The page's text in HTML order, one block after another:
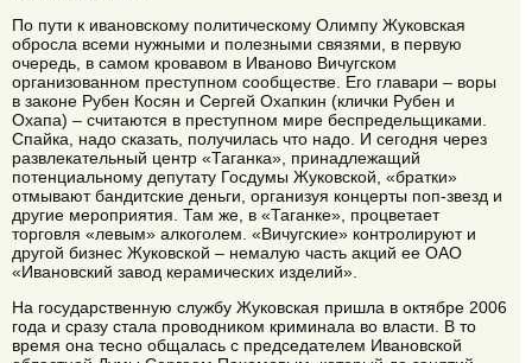
По пути к ивановскому политическому Олимпу Жуковская
обросла всеми нужными и полезными связями, в первую
очередь, в самом кровавом в Иваново Вичугском
организованном преступном сообществе. Его главари – воры
в законе Рубен Косян и Сергей Охапкин (клички Рубен и
Охапа) – считаются в преступном мире беспредельщиками.
Спайка, надо сказать, получилась что надо. И сегодня через
развлекательный центр «Таганка», принадлежащий
потенциальному депутату Госдумы Жуковской, «братки»
отмывают бандитские деньги, организуя концерты поп-звезд и
другие мероприятия. Там же, в «Таганке», процветает
торговля «левым» алкоголем. «Вичугские» контролируют и
другой бизнес Жуковской – немалую часть акций ее ОАО
«Ивановский завод керамических изделий».
На государственную службу Жуковская пришла в октябре 2006
года и сразу стала проводником криминала во власти. В то
время она тесно общалась с председателем Ивановской